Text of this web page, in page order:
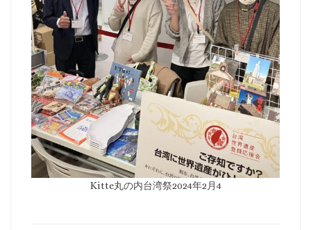
Kitte丸の内台湾祭2024年2月4